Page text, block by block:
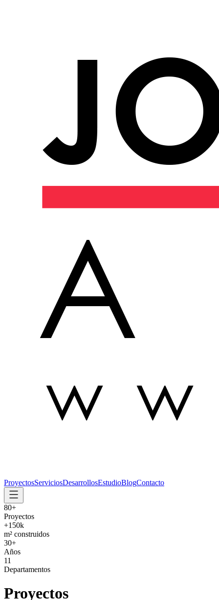
ProyectosServiciosDesarrollosEstudioBlogContacto
80+
Proyectos
+150k
m² construidos
30+
Años
11
Departamentos
Proyectos